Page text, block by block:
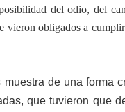
del odio, del
obligados a cumplir
de una forma
que tuvieron que